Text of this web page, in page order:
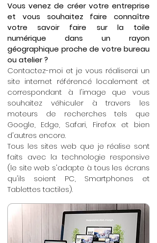
Vous venez de créer votre entreprise
et vous souhaitez faire connaître
votre savoir faire sur la toile
numérique dans un rayon
géographique proche de votre bureau
ou atelier ?
Contactez-moi et je vous réaliserai un
site internet référencé localement et
correspondant à l'image que vous
souhaitez véhiculer à travers les
moteurs de recherches tels que
Google, Edge, Safari, Firefox et bien
d'autres encore.
Tous les sites web que je réalise sont
faits avec la technologie responsive
(le site web s'adapte à tous les écrans
qu'ils soient PC, Smartphones et
Tablettes tactiles).